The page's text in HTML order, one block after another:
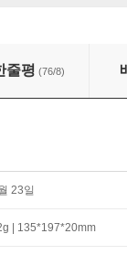
줄평 (76/8)
23일
| 135*197*20mm